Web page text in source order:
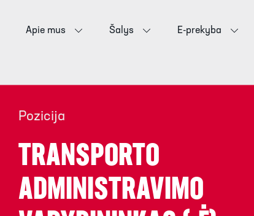
Apie mus Šalys E-prekyba
Pozicija
TRANSPORTO
ADMINISTRAVIMO